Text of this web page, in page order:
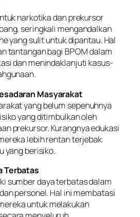
narkotika dan prekursor
seringkali mengandalkan
yang sulit untuk dipantau. Hal
tantangan bagi BPOM dalam
dan menindaklanjuti kasus-
Masyarakat
yang belum sepenuhnya
yang ditimbulkan oleh
prekursor. Kurangnya edukasi
lebih rentan terjebak
yang berisiko.
Terbatas
sumber daya terbatas dalam
personel. Hal ini membatasi
untuk melakukan